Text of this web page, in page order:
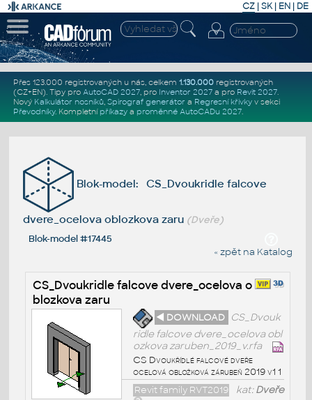
CZ | SK| EN | DE
Přes 123.000 registrovaných u nás, celkem 1.130.000registrovaných
(CZ+EN). Tipy pro AutoCAD 2027, pro Inventor 2027a pro Revit 2027.
Nový Kalkulátor nosníků, Spirograf generátor a Regresní křivkyv sekci
Převodníky. Kompletní příkazya proměnné AutoCADu 2027.
Blok-model: CS_Dvoukridle falcove
dvere_ocelova oblozkova zaru (Dveře)
Blok-model #17445
« zpět na Katalog
CS_Dvoukridle falcove dvere_ocelova o
blozkova zaru
◄ DOWNLOAD CS_Dvouk
ridle falcove dvere_ocelova obl
ozkova zaruben_2019_v.rfa
CS Dvoukřídlé falcové dveře
ocelová obložková zárubeň 2019 v1 1
kat:Dveře
Revit family RVT2019